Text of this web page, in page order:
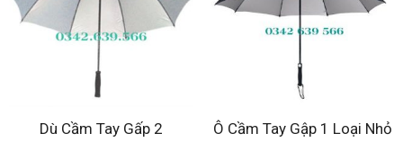
Dù Cầm Tay Gấp 2 Ô Cầm Tay Gập 1 Loại Nhỏ